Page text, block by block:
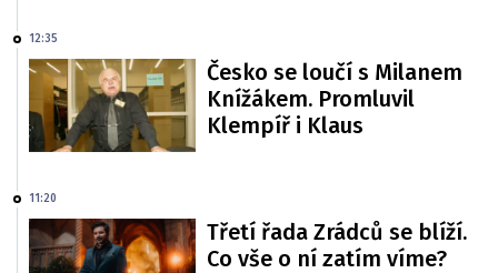
12:35
Česko se loučí s Milanem
Knížákem. Promluvil
Klempíř i Klaus
11:20
Třetí řada Zrádců se blíží.
Co vše o ní zatím víme?